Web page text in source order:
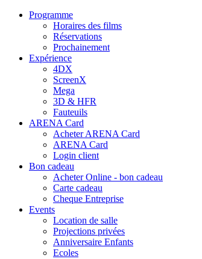
Programme
Horaires des films
Réservations
Prochainement
Expérience
4DX
ScreenX
Mega
3D & HFR
Fauteuils
ARENA Card
Acheter ARENA Card
ARENA Card
Login client
Bon cadeau
Acheter Online - bon cadeau
Carte cadeau
Cheque Entreprise
Events
Location de salle
Projections privées
Anniversaire Enfants
Ecoles